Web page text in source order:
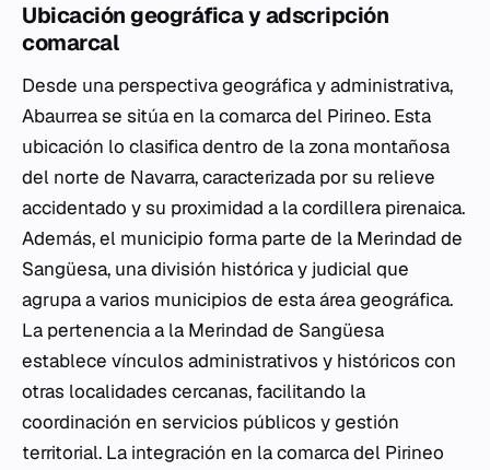
Ubicación geográfica y adscripción
comarcal
Desde una perspectiva geográfica y administrativa,
Abaurrea se sitúa en la comarca del Pirineo. Esta
ubicación lo clasifica dentro de la zona montañosa
del norte de Navarra, caracterizada por su relieve
accidentado y su proximidad a la cordillera pirenaica.
Además, el municipio forma parte de la Merindad de
Sangüesa, una división histórica y judicial que
agrupa a varios municipios de esta área geográfica.
La pertenencia a la Merindad de Sangüesa
establece vínculos administrativos y históricos con
otras localidades cercanas, facilitando la
coordinación en servicios públicos y gestión
territorial. La integración en la comarca del Pirineo